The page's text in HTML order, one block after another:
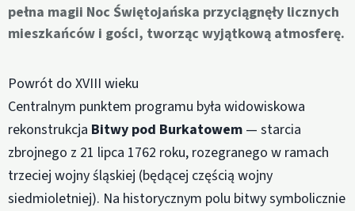
pełna magii Noc Świętojańska przyciągnęły licznych
mieszkańców i gości, tworząc wyjątkową atmosferę.
Powrót do XVIII wieku
Centralnym punktem programu była widowiskowa
rekonstrukcja Bitwy pod Burkatowem — starcia
zbrojnego z 21 lipca 1762 roku, rozegranego w ramach
trzeciej wojny śląskiej (będącej częścią wojny
siedmioletniej). Na historycznym polu bitwy symbolicznie